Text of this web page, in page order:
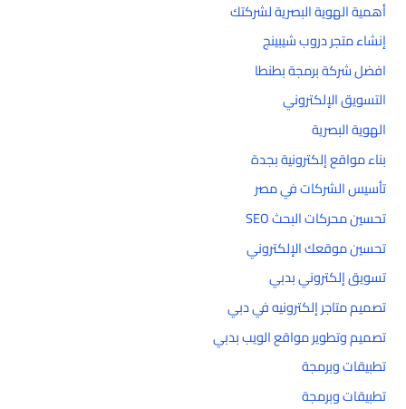
أهمية الهوية البصرية لشركتك
إنشاء متجر دروب شيبينج
افضل شركة برمجة بطنطا
التسويق الإلكتروني
الهوية البصرية
بناء مواقع إلكترونية بجدة
تأسيس الشركات في مصر
تحسين محركات البحث SEO
تحسين موقعك الإلكتروني
تسويق إلكتروني بدبي
تصميم متاجر إلكترونيه في دبي
تصميم وتطوير مواقع الويب بدبي
تطبيقات وبرمجة
تطبيقات وبرمجة